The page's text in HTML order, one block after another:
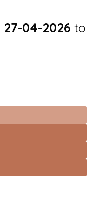
27-04-2026 to